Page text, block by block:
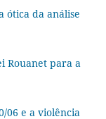
ótica da análise
Rouanet para a
06 e a violência